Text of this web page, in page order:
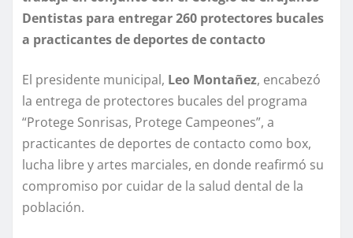
Dentistas para entregar 260 protectores bucales
a practicantes de deportes de contacto
El presidente municipal, Leo Montañez, encabezó
la entrega de protectores bucales del programa
“Protege Sonrisas, Protege Campeones”, a
practicantes de deportes de contacto como box,
lucha libre y artes marciales, en donde reafirmó su
compromiso por cuidar de la salud dental de la
población.